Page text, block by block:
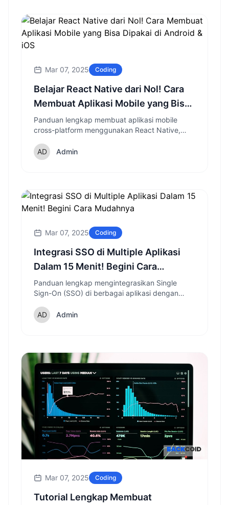
Mar 07, 2025 Coding
Belajar React Native dari Nol! Cara
Membuat Aplikasi Mobile yang Bisa
Dipakai di Android & iOS
Panduan lengkap membuat aplikasi mobile
cross-platform menggunakan React Native,
Store dan App Store.
Admin
Mar 07, 2025 Coding
Integrasi SSO di Multiple Aplikasi
Dalam 15 Menit! Begini Cara
Mudahnya
Panduan lengkap mengintegrasikan Single
Sign-On (SSO) di berbagai aplikasi dengan
dan tips keamanan.
Admin
Mar 07, 2025 Coding
Tutorial Lengkap Membuat